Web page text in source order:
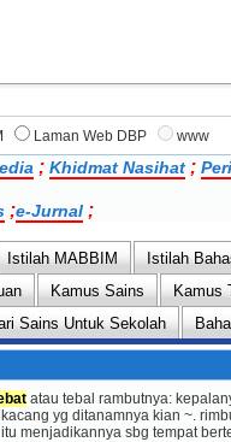
Laman Web DBP www
; Khidmat Nasihat ;
;e-Jurnal ;
Istilah MABBIM Istilah
Kamus Sains
Kamus
Sains Untuk Sekolah
atau tebal rambutnya:
yg ditanamnya kian ~.
menjadikannya sbg tempat